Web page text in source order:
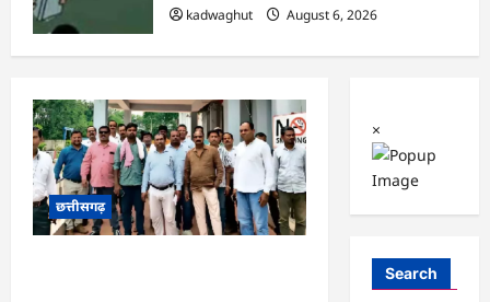
kadwaghut
August 6, 2026
छत्तीसगढ़
×
Search